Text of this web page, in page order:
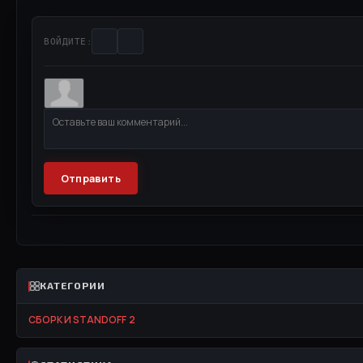
ВОЙДИТЕ:
Отправить
КАТЕГОРИИ
СБОРКИ STANDOFF 2